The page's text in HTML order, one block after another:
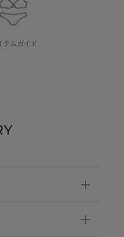
テムガイド